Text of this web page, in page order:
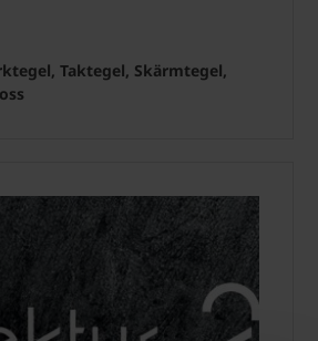
Taktegel, Skärmtegel,